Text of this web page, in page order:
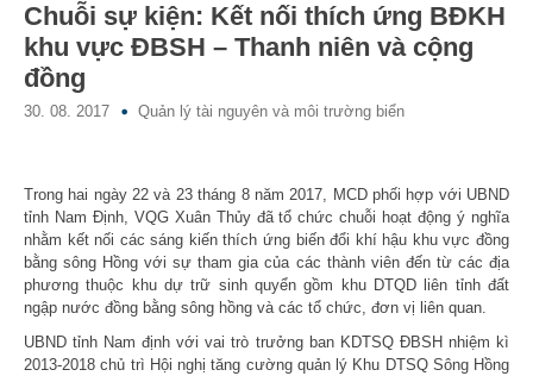
Chuỗi sự kiện: Kết nối thích ứng BĐKH
khu vực ĐBSH – Thanh niên và cộng
đồng
30. 08. 2017 Quản lý tài nguyên và môi trường biển
Trong hai ngày 22 và 23 tháng 8 năm 2017, MCD phối hợp với UBND
tỉnh Nam Định, VQG Xuân Thủy đã tổ chức chuỗi hoạt động ý nghĩa
nhằm kết nối các sáng kiến thích ứng biến đổi khí hậu khu vực đồng
bằng sông Hồng với sự tham gia của các thành viên đến từ các địa
phương thuộc khu dự trữ sinh quyển gồm khu DTQD liên tỉnh đất
ngập nước đồng bằng sông hồng và các tổ chức, đơn vị liên quan.
UBND tỉnh Nam định với vai trò trưởng ban KDTSQ ĐBSH nhiệm kì
2013-2018 chủ trì Hội nghị tăng cường quản lý Khu DTSQ Sông Hồng